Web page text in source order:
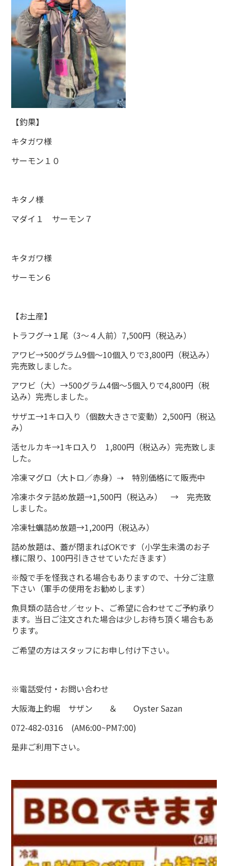
【釣果】
キタガワ様
サーモン１０
キタノ様
マダイ１ サーモン７
キタガワ様
サーモン６
【お土産】
トラフグ→１尾（3～４人前）7,500円（税込み）
アワビ→500グラム9個～10個入りで3,800円（税込み）
完売致しました。
アワビ（大）→500グラム4個～5個入りで4,800円（税
込み）完売しました。
サザエ→1キロ入り（個数大きさで変動）2,500円（税込
み）
活セルカキ→1キロ入り 1,800円（税込み）完売致しま
した。
冷凍マグロ（大トロ／赤身）⇢ 特別価格にて販売中
冷凍ホタテ詰め放題→1,500円（税込み） → 完売致
しました。
冷凍牡蠣詰め放題→1,200円（税込み）
詰め放題は、蓋が閉まればOKです（小学生未満のお子
様に限り、100円引きさせていただきます）
※殻で手を怪我される場合もありますので、十分ご注意
下さい（軍手の使用をお勧めします）
魚貝類の詰合せ／セット、ご希望に合わせてご予約承り
ます。当日ご注文された場合は少しお待ち頂く場合もあ
ります。
ご希望の方はスタッフにお申し付け下さい。
※電話受付・お問い合わせ
大阪海上釣堀 サザン ＆ Oyster Sazan
072-482-0316 (AM6:00~PM7:00)
是非ご利用下さい。